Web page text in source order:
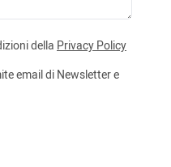
della Privacy Policy
email di Newsletter e